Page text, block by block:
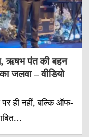
ऋषभ पंत की बहन
जलवा – वीडियो
पर ही नहीं, बल्कि ऑफ-